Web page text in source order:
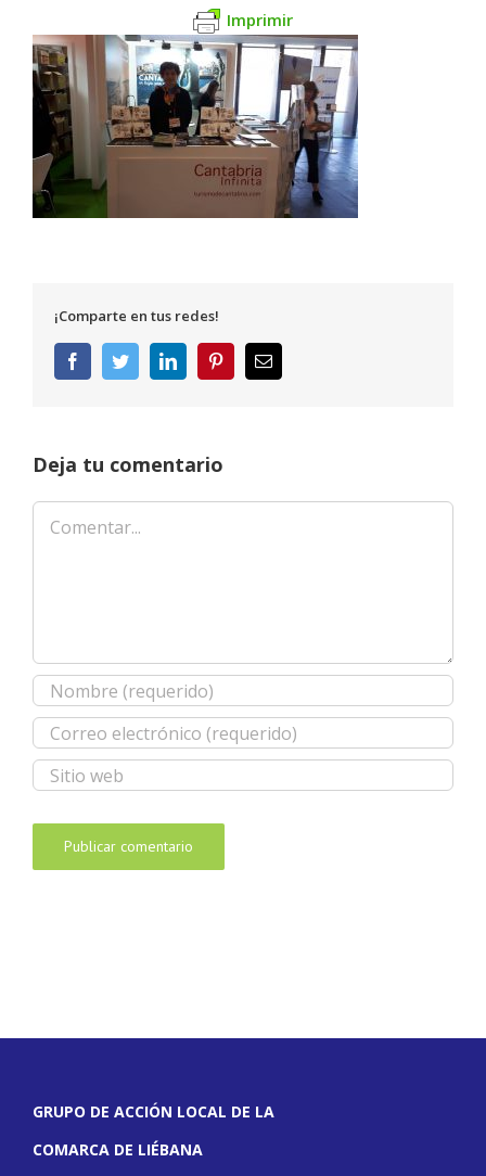
Imprimir
¡Comparte en tus redes!
FacebookTwitterLinkedInPinterestCorreo
electrónico
Deja tu comentario
Comentar
GRUPO DE ACCIÓN LOCAL DE LA
COMARCA DE LIÉBANA